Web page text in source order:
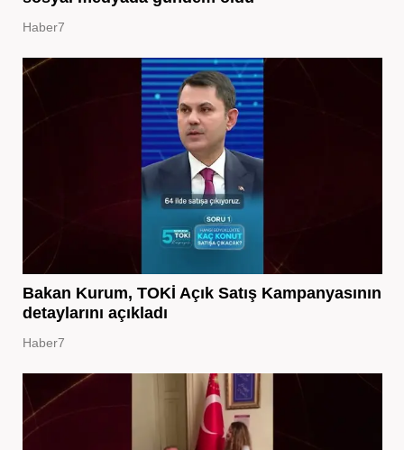
Haber7
Bakan Kurum, TOKİ Açık Satış Kampanyasının
detaylarını açıkladı
Haber7